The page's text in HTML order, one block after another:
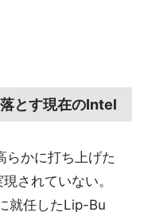
とす現在のIntel
かに打ち上げた
されていない。
就任したLip-Bu